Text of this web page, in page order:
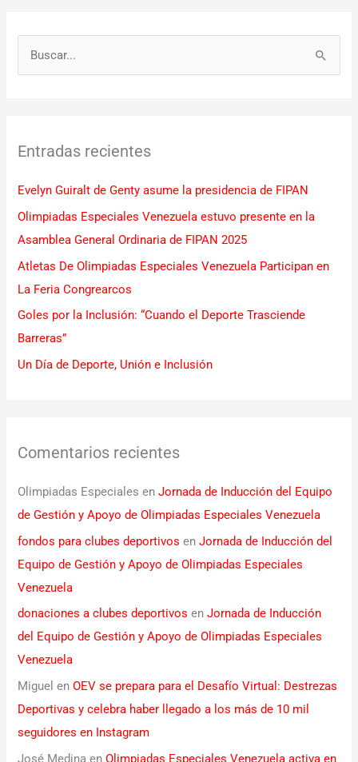
a
p
o
r
:
Entradas recientes
Evelyn Guiralt de Genty asume la presidencia de FIPAN
Olimpiadas Especiales Venezuela estuvo presente en la
Asamblea General Ordinaria de FIPAN 2025
Atletas De Olimpiadas Especiales Venezuela Participan en
La Feria Congrearcos
Goles por la Inclusión: “Cuando el Deporte Trasciende
Barreras”
Un Día de Deporte, Unión e Inclusión
Comentarios recientes
Olimpiadas Especiales enJornada de Inducción del Equipo
de Gestión y Apoyo de Olimpiadas Especiales Venezuela
fondos para clubes deportivos enJornada de Inducción del
Equipo de Gestión y Apoyo de Olimpiadas Especiales
Venezuela
donaciones a clubes deportivos enJornada de Inducción
del Equipo de Gestión y Apoyo de Olimpiadas Especiales
Venezuela
Miguel enOEV se prepara para el Desafío Virtual: Destrezas
Deportivas y celebra haber llegado a los más de 10 mil
seguidores en Instagram
José Medina enOlimpiadas Especiales Venezuela activa en